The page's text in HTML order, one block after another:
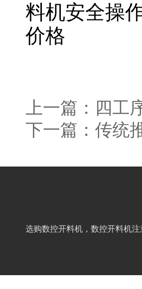
料机安全操
价格
上一篇： 四工
下一篇： 传统
选购数控开料机，数控开料机